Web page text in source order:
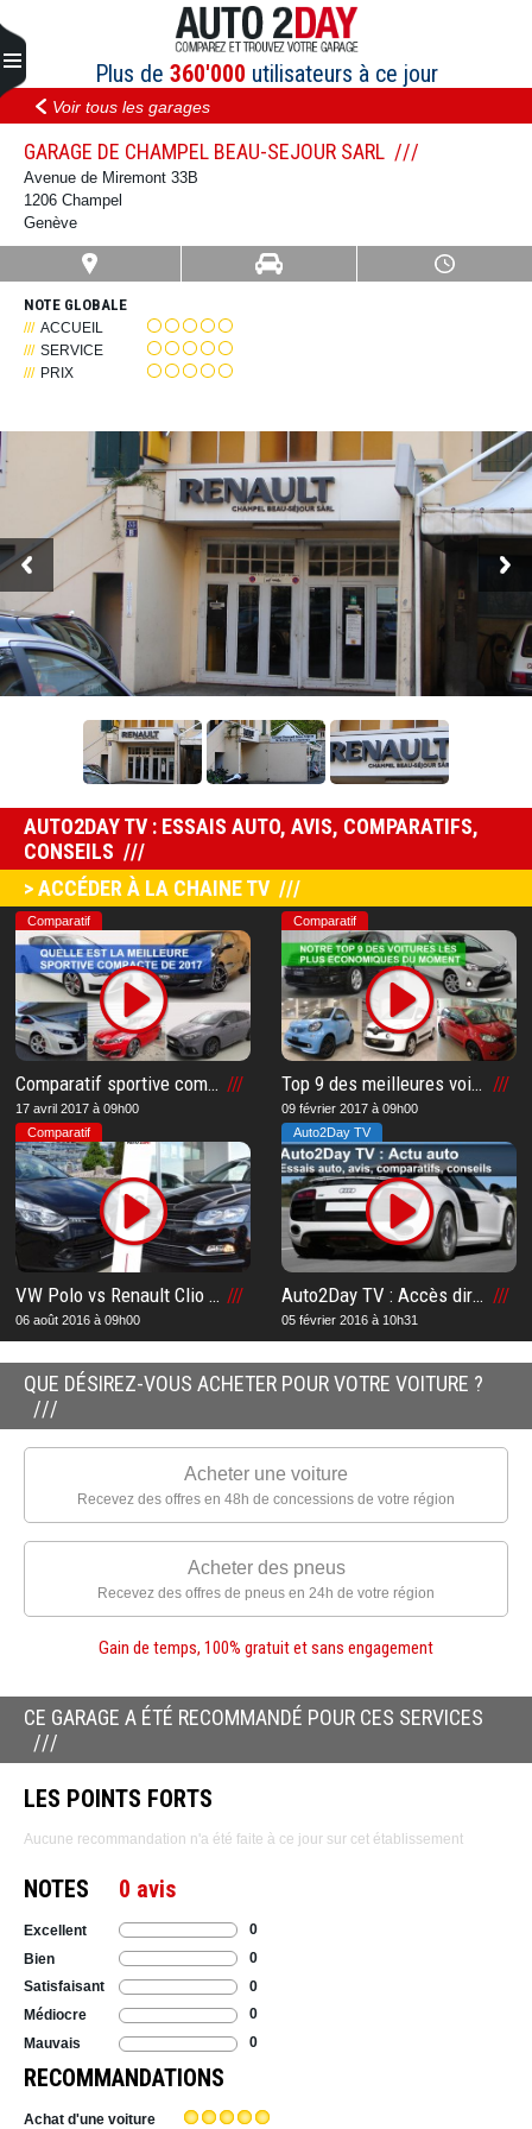
au
contenu
Plus de 360'000 utilisateurs à ce jour
Voir tous les garages
GARAGE DE CHAMPEL BEAU-SEJOUR SARL
Avenue de Miremont 33B
1206 Champel
Genève
NOTE GLOBALE
ACCUEIL
SERVICE
PRIX
AUTO2DAY TV : ESSAIS AUTO, AVIS, COMPARATIFS,
CONSEILS
> ACCÉDER À LA CHAINE TV
Comparatif
Comparatif sportive compacte 2017 – Quelle est la meilleure sportive compacte de 2017 ?
17 avril 2017 à 09h00
Comparatif
Top 9 des meilleures voitures les plus économiques du moment : Notre liste pour vous aider à acheter la voiture la moins chère
09 février 2017 à 09h00
Comparatif
VW Polo vs Renault Clio 2016 : Notre comparatif et notre avis après notre essai sur la meilleure voiture
06 août 2016 à 09h00
Auto2Day TV
Auto2Day TV : Accès direct à la chaîne TV n°1 en Suisse romande
05 février 2016 à 10h31
QUE DÉSIREZ-VOUS ACHETER POUR VOTRE VOITURE ?
Acheter une voiture
Recevez des offres en 48h de concessions de votre région
Acheter des pneus
Recevez des offres de pneus en 24h de votre région
Gain de temps, 100% gratuit et sans engagement
CE GARAGE A ÉTÉ RECOMMANDÉ POUR CES SERVICES
LES POINTS FORTS
Aucune recommandation n'a été faite à ce jour sur cet établissement
NOTES 0 avis
Excellent
0
Bien
0
Satisfaisant
0
Médiocre
0
Mauvais
0
RECOMMANDATIONS
Achat d'une voiture